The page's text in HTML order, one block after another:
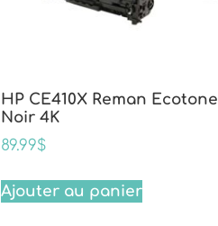
HP CE410X Reman Ecotone
Noir 4K
89.99$
Ajouter au panier